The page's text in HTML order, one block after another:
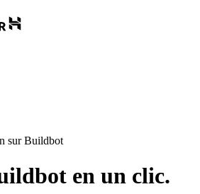
sur Buildbot
en un clic.